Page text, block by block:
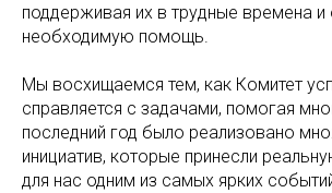
поддерживая их в трудные времена и
необходимую помощь.
Мы восхищаемся тем, как Комитет
справляется с задачами, помогая
последний год было реализовано
инициатив, которые принесли
для нас одним из самых ярких